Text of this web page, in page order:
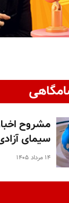
مشروح
سیمای
۱۴ مرداد ۱۴۰۵